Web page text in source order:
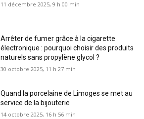
11 décembre 2025, 9 h 00 min
Arrêter de fumer grâce à la cigarette
électronique : pourquoi choisir des produits
naturels sans propylène glycol ?
30 octobre 2025, 11 h 27 min
Quand la porcelaine de Limoges se met au
service de la bijouterie
14 octobre 2025, 16 h 56 min